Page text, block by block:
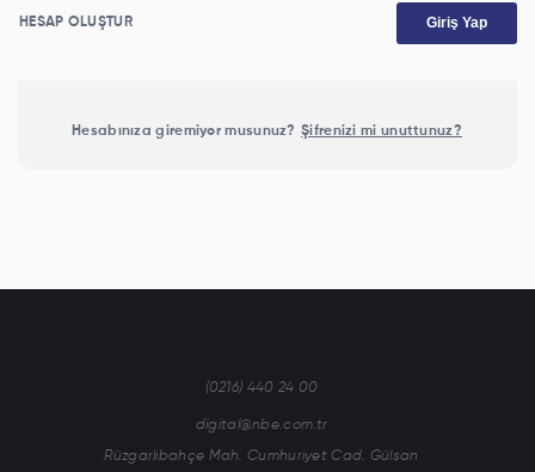
HESAP OLUŞTUR Giriş Yap
Hesabınıza giremiyor musunuz? Şifrenizi mi unuttunuz?
(0216) 440 24 00
digital@nbe.com.tr
Rüzgarlıbahçe Mah. Cumhuriyet Cad. Gülsan